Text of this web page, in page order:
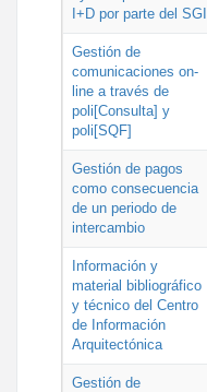
I+D por parte del SGI
Gestión de
comunicaciones on-
line a través de
poli[Consulta] y
poli[SQF]
Gestión de pagos
como consecuencia
de un periodo de
intercambio
Información y
material bibliográfico
y técnico del Centro
de Información
Arquitectónica
Gestión de